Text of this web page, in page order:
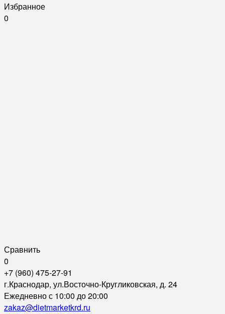
Избранное
0
Сравнить
0
+7 (960) 475-27-91
г.Краснодар, ул.Восточно-Кругликовская, д. 24
Ежедневно с 10:00 до 20:00
zakaz@dietmarketkrd.ru